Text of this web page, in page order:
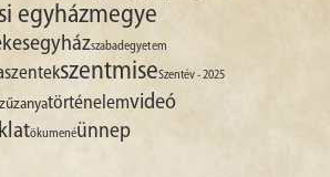
egyházmegye
szabadegyetem
szentekszentmiseSzentév - 2025
történelemvideó
ökumenéünnep